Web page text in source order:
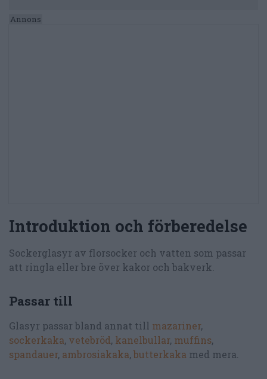
Introduktion och förberedelse
Sockerglasyr av florsocker och vatten som passar
att ringla eller bre över kakor och bakverk.
Passar till
Glasyr passar bland annat till mazariner,
sockerkaka, vetebröd, kanelbullar, muffins,
spandauer, ambrosiakaka, butterkaka med mera.